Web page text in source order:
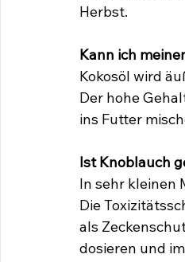
Herbst.
Kann ich
Kokosöl wird
Der hohe
ins Futter
Ist Knoblauch
In sehr kleinen
Die
als
dosieren und